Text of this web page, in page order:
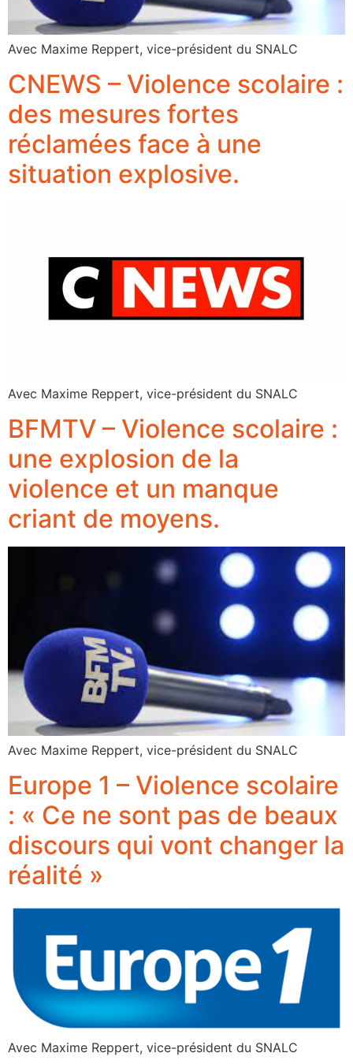
Avec Maxime Reppert, vice-président du SNALC
CNEWS – Violence scolaire :
des mesures fortes
réclamées face à une
situation explosive.
Avec Maxime Reppert, vice-président du SNALC
BFMTV – Violence scolaire :
une explosion de la
violence et un manque
criant de moyens.
Avec Maxime Reppert, vice-président du SNALC
Europe 1 – Violence scolaire
: « Ce ne sont pas de beaux
discours qui vont changer la
réalité »
Avec Maxime Reppert, vice-président du SNALC